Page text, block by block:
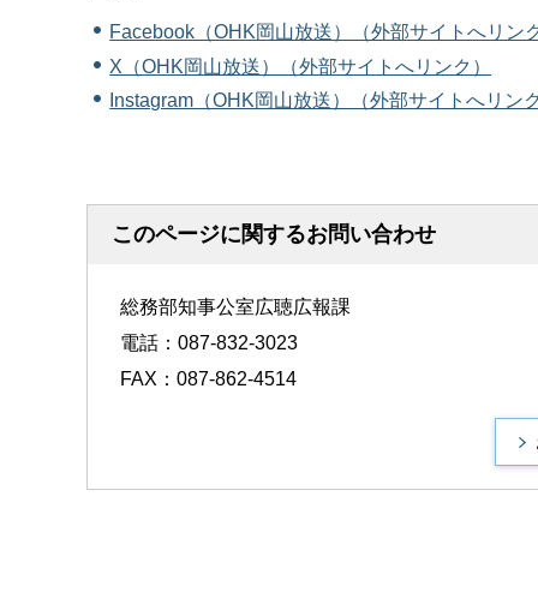
Facebook（OHK岡山放送）（外部サイトへリン
X（OHK岡山放送）（外部サイトへリンク）
Instagram（OHK岡山放送）（外部サイトへリン
このページに関するお問い合わせ
総務部知事公室広聴広報課
電話：087-832-3023
FAX：087-862-4514